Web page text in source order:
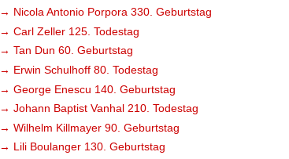
→ Nicola Antonio Porpora 330. Geburtstag
→ Carl Zeller 125. Todestag
→ Tan Dun 60. Geburtstag
→ Erwin Schulhoff 80. Todestag
→ George Enescu 140. Geburtstag
→ Johann Baptist Vanhal 210. Todestag
→ Wilhelm Killmayer 90. Geburtstag
→ Lili Boulanger 130. Geburtstag